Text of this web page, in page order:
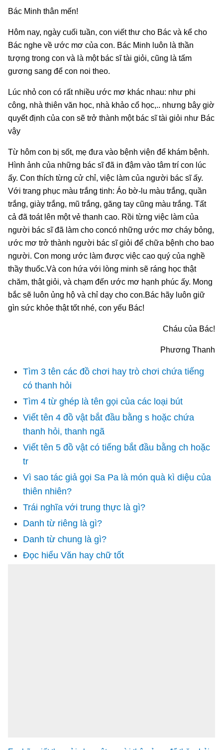
Bác Minh thân mến!
Hôm nay, ngày cuối tuần, con viết thư cho Bác và kể cho
Bác nghe về ước mơ của con. Bác Minh luôn là thần
tượng trong con và là một bác sĩ tài giỏi, cũng là tấm
gương sang để con noi theo.
Lúc nhỏ con có rất nhiều ước mơ khác nhau: như phi
công, nhà thiên văn học, nhà khảo cổ học,.. nhưng bây giờ
quyết định của con sẽ trở thành một bác sĩ tài giỏi như Bác
vậy
Từ hôm con bị sốt, mẹ đưa vào bệnh viện để khám bệnh.
Hình ảnh của những bác sĩ đã in đậm vào tâm trí con lúc
ấy. Con thích từng cử chỉ, việc làm của người bác sĩ ấy.
Với trang phục màu trắng tinh: Áo bờ-lu màu trắng, quần
trắng, giày trắng, mũ trắng, găng tay cũng màu trắng. Tất
cả đã toát lên một vẻ thanh cao. Rồi từng việc làm của
người bác sĩ đã làm cho concó những ước mơ cháy bỏng,
ước mơ trở thành người bác sĩ giỏi để chữa bệnh cho bao
người. Con mong ước làm được việc cao quý của nghề
thầy thuốc.Và con hứa với lòng minh sẽ ráng học thật
chăm, thật giỏi, và chạm đến ước mơ hạnh phúc ấy. Mong
bắc sẽ luôn ủng hộ và chỉ dạy cho con.Bác hãy luôn giữ
gìn sức khỏe thật tốt nhé, con yếu Bác!
Cháu của Bác!
Phương Thanh
Tìm 3 tên các đồ chơi hay trò chơi chứa tiếng
có thanh hỏi
Tìm 4 từ ghép là tên gọi của các loại bút
Viết tên 4 đồ vật bắt đầu bằng s hoặc chứa
thanh hỏi, thanh ngã
Viết tên 5 đồ vật có tiếng bắt đầu bằng ch hoặc
tr
Vì sao tác giả gọi Sa Pa là món quà kì diệu của
thiên nhiên?
Trái nghĩa với trung thực là gì?
Danh từ riêng là gì?
Danh từ chung là gì?
Đọc hiểu Văn hay chữ tốt